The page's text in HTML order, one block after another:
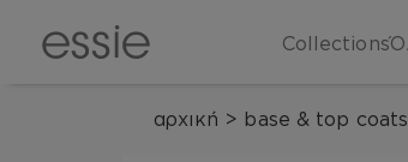
Collections
αρχική > base & top coats